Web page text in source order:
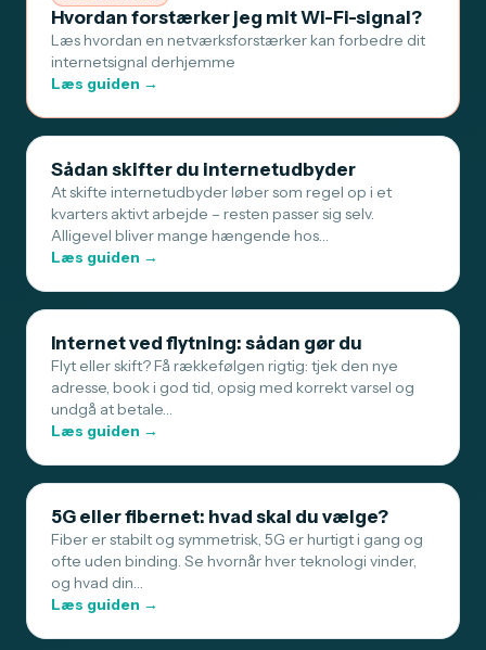
Hvordan forstærker jeg mit Wi-Fi-signal?
Læs hvordan en netværksforstærker kan forbedre dit
internetsignal derhjemme
Læs guiden →
Sådan skifter du internetudbyder
At skifte internetudbyder løber som regel op i et
kvarters aktivt arbejde – resten passer sig selv.
Alligevel bliver mange hængende hos…
Læs guiden →
Internet ved flytning: sådan gør du
Flyt eller skift? Få rækkefølgen rigtig: tjek den nye
adresse, book i god tid, opsig med korrekt varsel og
undgå at betale…
Læs guiden →
5G eller fibernet: hvad skal du vælge?
Fiber er stabilt og symmetrisk, 5G er hurtigt i gang og
ofte uden binding. Se hvornår hver teknologi vinder,
og hvad din…
Læs guiden →